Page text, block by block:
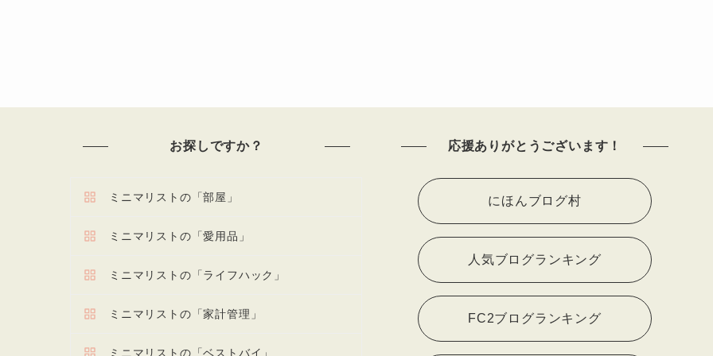
お探しですか？
ミニマリストの「部屋」
ミニマリストの「愛用品」
ミニマリストの「ライフハック」
ミニマリストの「家計管理」
ミニマリストの「ベストバイ」
応援ありがとうございます！
にほんブログ村
人気ブログランキング
FC2ブログランキング